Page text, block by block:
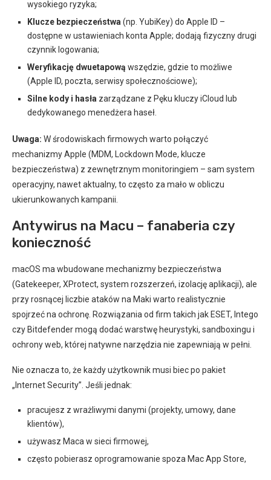
wysokiego ryzyka;
Klucze bezpieczeństwa (np. YubiKey) do Apple ID –
dostępne w ustawieniach konta Apple; dodają fizyczny drugi
czynnik logowania;
Weryfikację dwuetapową wszędzie, gdzie to możliwe
(Apple ID, poczta, serwisy społecznościowe);
Silne kody i hasła zarządzane z Pęku kluczy iCloud lub
dedykowanego menedżera haseł.
Uwaga: W środowiskach firmowych warto połączyć
mechanizmy Apple (MDM, Lockdown Mode, klucze
bezpieczeństwa) z zewnętrznym monitoringiem – sam system
operacyjny, nawet aktualny, to często za mało w obliczu
ukierunkowanych kampanii.
Antywirus na Macu – fanaberia czy
konieczność
macOS ma wbudowane mechanizmy bezpieczeństwa
(Gatekeeper, XProtect, system rozszerzeń, izolację aplikacji), ale
przy rosnącej liczbie ataków na Maki warto realistycznie
spojrzeć na ochronę. Rozwiązania od firm takich jak ESET, Intego
czy Bitdefender mogą dodać warstwę heurystyki, sandboxingu i
ochrony web, której natywne narzędzia nie zapewniają w pełni.
Nie oznacza to, że każdy użytkownik musi biec po pakiet
„Internet Security”. Jeśli jednak:
pracujesz z wrażliwymi danymi (projekty, umowy, dane
klientów),
używasz Maca w sieci firmowej,
często pobierasz oprogramowanie spoza Mac App Store,